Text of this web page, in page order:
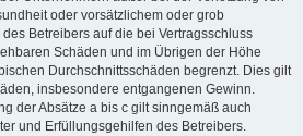
oder vorsätzlichem oder grob
Betreibers auf die bei Vertragsschluss
Schäden und im Übrigen der Höhe
Durchschnittsschäden begrenzt. Dies gilt
insbesondere entgangenen Gewinn.
der Absätze a bis c gilt sinngemäß auch
und Erfüllungsgehilfen des Betreibers.